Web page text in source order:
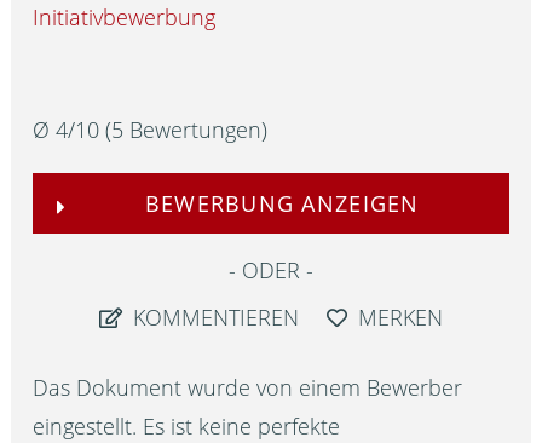
Initiativbewerbung
Ø4/10 (5 Bewertungen)
BEWERBUNG ANZEIGEN
ODER
KOMMENTIEREN
MERKEN
Das Dokument wurde von einem Bewerber
eingestellt. Es ist keine perfekte